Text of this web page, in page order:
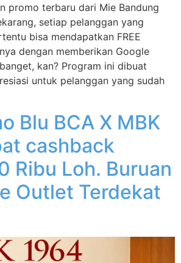
promo terbaru dari Mie Bandung
setiap pelanggan yang
bisa mendapatkan FREE
dengan memberikan Google
kan? Program ini dibuat
untuk pelanggan yang sudah
Blu BCA X MBK
cashback
Ribu Loh. Buruan
Outlet Terdekat